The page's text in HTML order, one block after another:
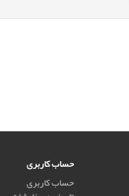
حساب کاربری
حساب کاربری